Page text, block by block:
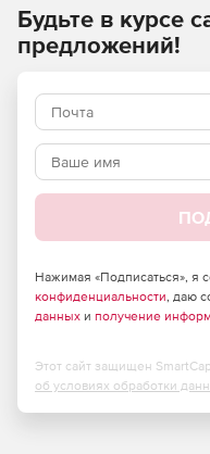
Будьте в курсе
предложений!
Нажимая «Подписаться», я
конфиденциальности, даю
данных и получение
Этот сайт защищен
об условиях обработки